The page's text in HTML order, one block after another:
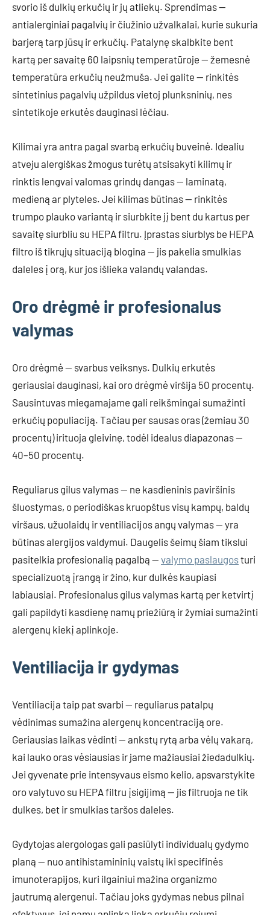
svorio iš dulkių erkučių ir jų atliekų. Sprendimas —
antialerginiai pagalvių ir čiužinio užvalkalai, kurie sukuria
barjerą tarp jūsų ir erkučių. Patalynę skalbkite bent
kartą per savaitę 60 laipsnių temperatūroje — žemesnė
temperatūra erkučių neužmuša. Jei galite — rinkitės
sintetinius pagalvių užpildus vietoj plunksninių, nes
sintetikoje erkutės dauginasi lėčiau.
Kilimai yra antra pagal svarbą erkučių buveinė. Idealiu
atveju alergiškas žmogus turėtų atsisakyti kilimų ir
rinktis lengvai valomas grindų dangas — laminatą,
medieną ar plyteles. Jei kilimas būtinas — rinkitės
trumpo plauko variantą ir siurbkite jį bent du kartus per
savaitę siurbliu su HEPA filtru. Įprastas siurblys be HEPA
filtro iš tikrųjų situaciją blogina — jis pakelia smulkias
daleles į orą, kur jos išlieka valandų valandas.
Oro drėgmė ir profesionalus
valymas
Oro drėgmė — svarbus veiksnys. Dulkių erkutės
geriausiai dauginasi, kai oro drėgmė viršija 50 procentų.
Sausintuvas miegamajame gali reikšmingai sumažinti
erkučių populiaciją. Tačiau per sausas oras (žemiau 30
procentų) irituoja gleivinę, todėl idealus diapazonas —
40–50 procentų.
Reguliarus gilus valymas — ne kasdieninis paviršinis
šluostymas, o periodiškas kruopštus visų kampų, baldų
viršaus, užuolaidų ir ventiliacijos angų valymas — yra
būtinas alergijos valdymui. Daugelis šeimų šiam tikslui
pasitelkia profesionalią pagalbą — valymo paslaugosturi
specializuotą įrangą ir žino, kur dulkės kaupiasi
labiausiai. Profesionalus gilus valymas kartą per ketvirtį
gali papildyti kasdienę namų priežiūrą ir žymiai sumažinti
alergenų kiekį aplinkoje.
Ventiliacija ir gydymas
Ventiliacija taip pat svarbi — reguliarus patalpų
vėdinimas sumažina alergenų koncentraciją ore.
Geriausias laikas vėdinti — ankstų rytą arba vėlų vakarą,
kai lauko oras vėsiausias ir jame mažiausiai žiedadulkių.
Jei gyvenate prie intensyvaus eismo kelio, apsvarstykite
oro valytuvo su HEPA filtru įsigijimą — jis filtruoja ne tik
dulkes, bet ir smulkias taršos daleles.
Gydytojas alergologas gali pasiūlyti individualų gydymo
planą — nuo antihistamininių vaistų iki specifinės
imunoterapijos, kuri ilgainiui mažina organizmo
jautrumą alergenui. Tačiau joks gydymas nebus pilnai